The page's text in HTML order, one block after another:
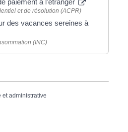
paiement à l'étranger
et de résolution (ACPR)
des vacances sereines à
(INC)
et administrative